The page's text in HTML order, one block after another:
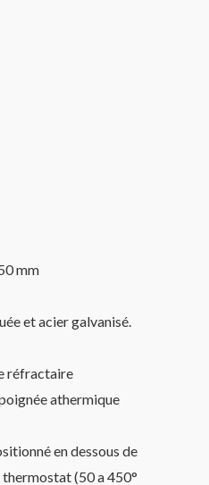
mm
et acier galvanisé.
réfractaire
athermique
en dessous de
(50 a 450°